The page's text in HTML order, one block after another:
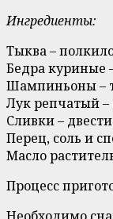
Ингредиенты:
Тыква –
Бедра куриные
Шампиньоны –
Лук репчатый –
Сливки –
Перец, соль и
Масло
Процесс